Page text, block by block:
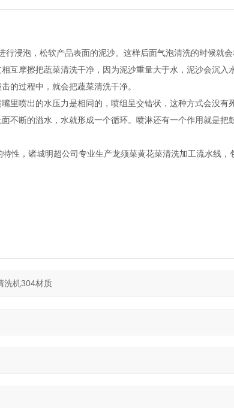
浸泡，松软产品表面的泥沙。这样后面气泡清洗的时候就
互摩擦把蔬菜清洗干净，因为泥沙重量大于水，泥沙会沉
的过程中，就会把蔬菜清洗干净。
里喷出的水压力是相同的，喷组呈交错状，这种方式会没
不断的溢水，水就形成一个循环。喷淋还有一个作用就是把
性，诸城明超公司专业生产龙须菜黄花菜清洗加工流水线